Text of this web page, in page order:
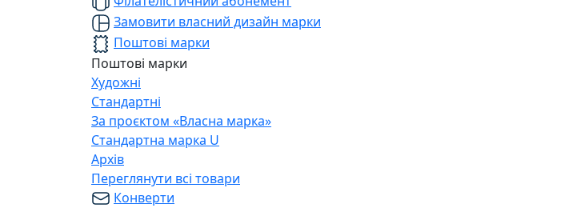
Замовити власний дизайн марки
Поштові марки
Поштові марки
Художні
Стандартні
За проєктом «Власна марка»
Стандартна марка U
Архів
Переглянути всі товари
Конверти